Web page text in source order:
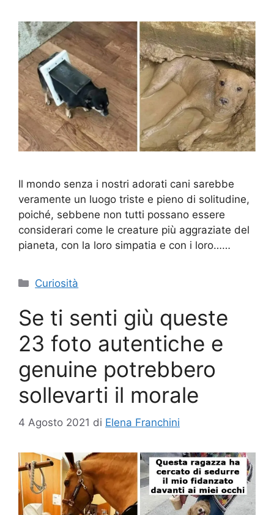
Il mondo senza i nostri adorati cani sarebbe
veramente un luogo triste e pieno di solitudine,
poiché, sebbene non tutti possano essere
considerari come le creature più aggraziate del
pianeta, con la loro simpatia e con i loro……
Categorie
Curiosità
Se ti senti giù queste
23 foto autentiche e
genuine potrebbero
sollevarti il morale
4 Agosto 2021 di Elena Franchini